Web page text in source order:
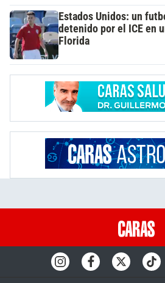
Estados Unidos: un
detenido por el ICE en
Florida